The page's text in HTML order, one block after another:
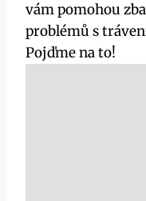
vám pomohou
problémů s
Pojďme na to!